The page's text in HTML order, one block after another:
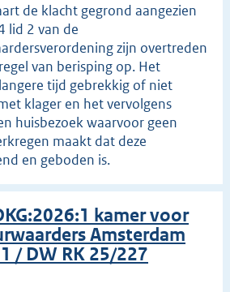
de klacht gegrond aangezien
lid 2 van de
zijn overtreden
van berisping op. Het
tijd gebrekkig of niet
klager en het vervolgens
huisbezoek waarvoor geen
maakt dat deze
en geboden is.
kamer voor
Amsterdam
/ DW RK 25/227